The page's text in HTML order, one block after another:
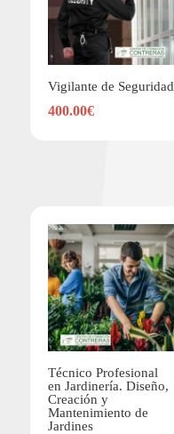
Vigilante de Seguridad
400.00€
Técnico Profesional
en Jardinería. Diseño,
Creación y
Mantenimiento de
Jardines